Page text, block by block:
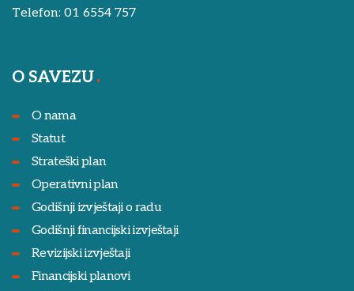
Telefon: 01 6554 757
O SAVEZU
O nama
Statut
Strateški plan
Operativni plan
Godišnji izvještaji o radu
Godišnji financijski izvještaji
Revizijski izvještaji
Financijski planovi